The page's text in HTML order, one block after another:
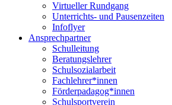
Virtueller Rundgang
Unterrichts- und Pausenzeiten
Infoflyer
Ansprechpartner
Schulleitung
Beratungslehrer
Schulsozialarbeit
Fachlehrer*innen
Förderpadagog*innen
Schulsportverein